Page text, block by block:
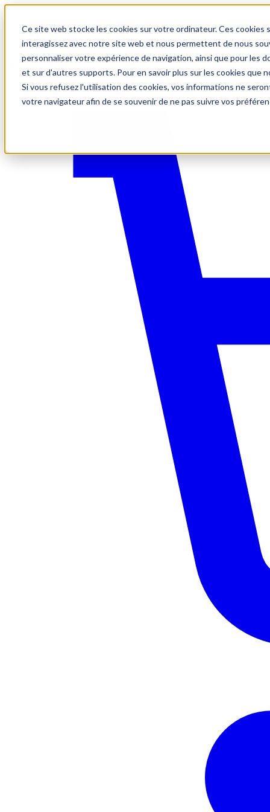
Ce site web stocke les cookies sur votre ordinateur. Ces
interagissez avec notre site web et nous permettent de nous
personnaliser votre expérience de navigation, ainsi que pour les
et sur d'autres supports. Pour en savoir plus sur les cookies
Si vous refusez l'utilisation des cookies, vos informations ne
votre navigateur afin de se souvenir de ne pas suivre vos